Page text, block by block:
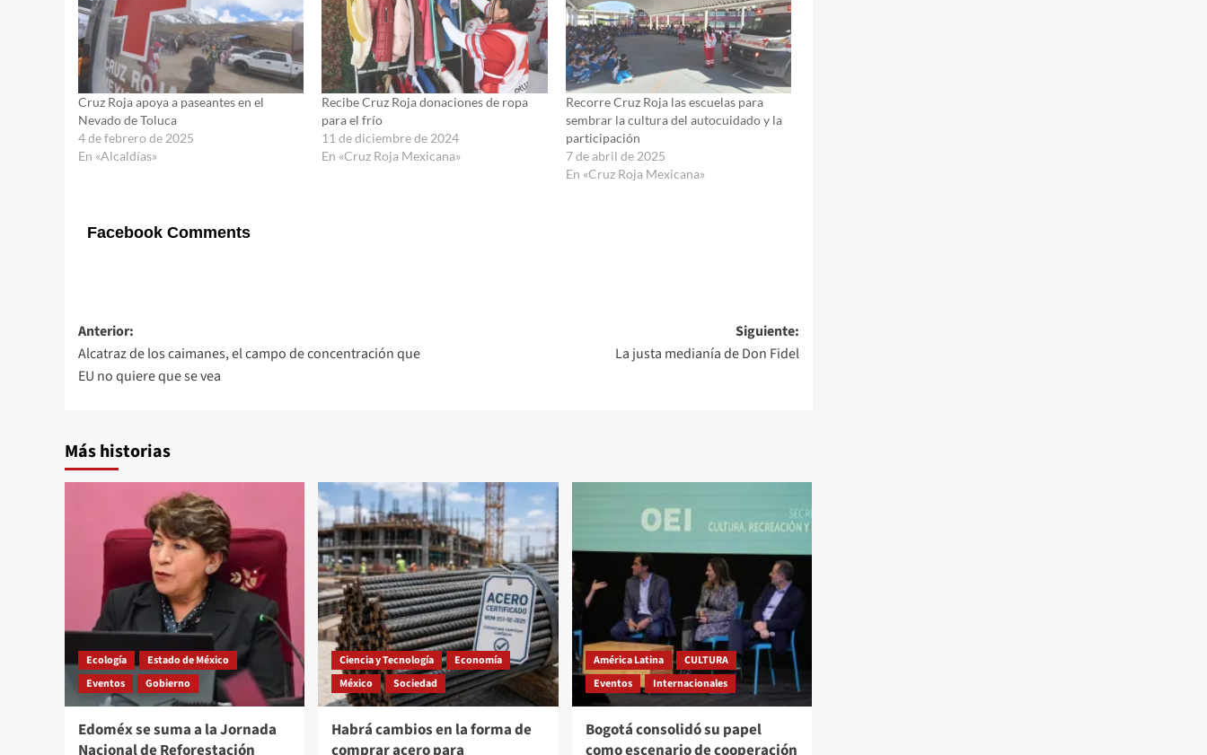
Cruz Roja apoya a paseantes en el
Nevado de Toluca
4 de febrero de 2025
En «Alcaldías»
Recibe Cruz Roja donaciones de ropa
para el frío
11 de diciembre de 2024
En «Cruz Roja Mexicana»
Recorre Cruz Roja las escuelas para
sembrar la cultura del autocuidado y la
participación
7 de abril de 2025
En «Cruz Roja Mexicana»
Facebook Comments
Navegación
de
entradas
Anterior:
Alcatraz de los caimanes, el campo de concentración que
EU no quiere que se vea
Siguiente:
La justa medianía de Don Fidel
Más historias
Ecología
Estado de México
Eventos
Gobierno
Edoméx se suma a la Jornada
Nacional de Reforestación
Ciencia y Tecnología
Economía
México
Sociedad
Habrá cambios en la forma de
comprar acero para
América Latina
CULTURA
Eventos
Internacionales
Bogotá consolidó su papel
como escenario de cooperación